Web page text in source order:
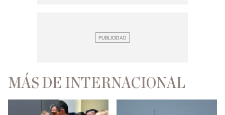
MÁS DE INTERNACIONAL